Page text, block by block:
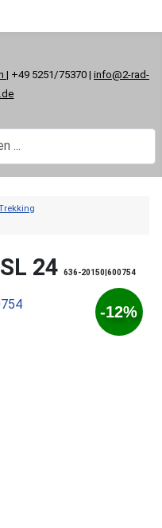
| +49 5251/75370 | info@2-rad-
24 636-20150|600754
-12%